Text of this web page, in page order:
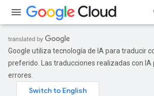
Google utiliza tecnología de IA para traducir
preferido. Las traducciones realizadas con
errores.